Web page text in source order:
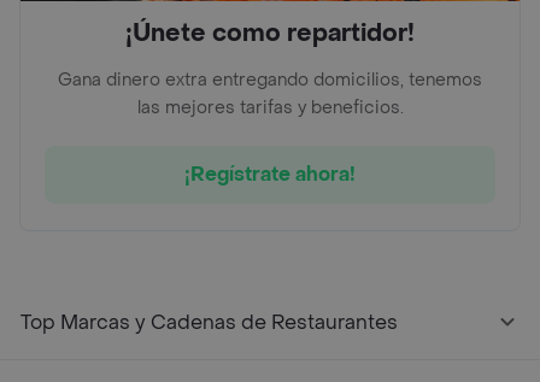
¡Únete como repartidor!
Gana dinero extra entregando domicilios, tenemos
las mejores tarifas y beneficios.
¡Regístrate ahora!
Top Marcas y Cadenas de Restaurantes